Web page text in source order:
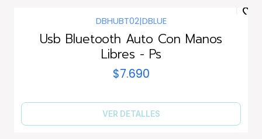
DBHUBT02|DBLUE
Usb Bluetooth Auto Con Manos
Libres - Ps
$7.690
VER DETALLES